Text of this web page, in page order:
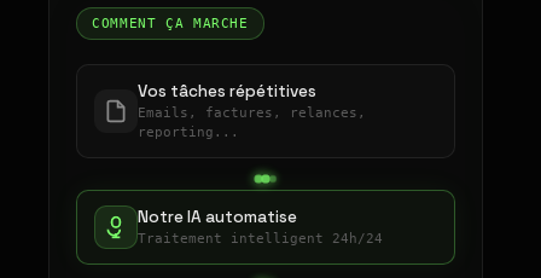
COMMENT ÇA MARCHE
Vos tâches répétitives
Emails, factures, relances,
reporting...
Notre IA automatise
Traitement intelligent 24h/24